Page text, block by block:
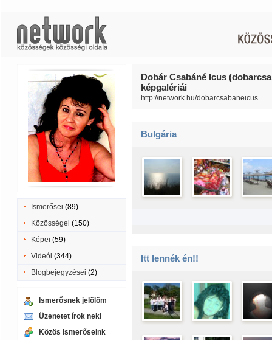
Ismerősei (89)
Közösségei (150)
Képei (59)
Videói (344)
Blogbejegyzései (2)
Ismerősnek jelölöm
Üzenetet írok neki
Közös ismerőseink
Dobár Csabáné Icus
képgalériái
http://network.hu/dobarcsabaneicus
Bulgária
Itt lennék én!!